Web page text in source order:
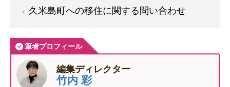
久米島町への移住に関する問い合わせ
筆者プロフィール
編集ディレクター
竹内 彩